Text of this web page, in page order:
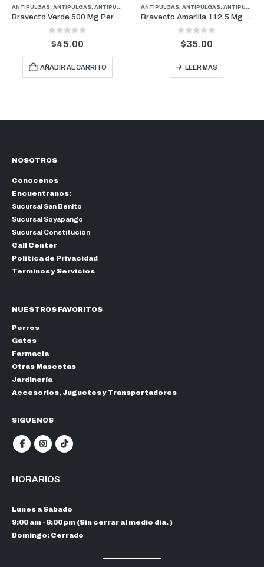
, FARMACIA PERROS
ANTIPULGAS ANTIPULGAS ANTIPULGAS PERROS PESOS PEQUEÑOS ,FARMACIA
Bravecto Amarilla 112.5 Mg Perros para peso entre 2-4.5Kg (3 Meses)
out of 5
$35.00
LEER MÁS
ANTIPULGAS ANTIPULGAS ANTIPULGAS PERROS PESOS PEQUEÑOS
NexGard Original 11.3 mg Perros De 2 kg a 4 kg (1 Mes)
out of 5
21.00 $20.00
AÑADIR AL CARRITO
NOSOTROS
Conocenos
Encuentranos:
Sucursal San Benito
Sucursal Soyapango
Sucursal Constitución
Call Center
Politica de Privacidad
Terminos y Servicios
NUESTROS FAVORITOS
Perros
Gatos
Farmacia
Otras Mascotas
Jardinería
Accesorios, Juguetes y Transportadores
SIGUENOS
HORARIOS
Lunes a Sábado
9:00 am - 6:00 pm (Sin cerrar al medio día. )
Domingo: Cerrado